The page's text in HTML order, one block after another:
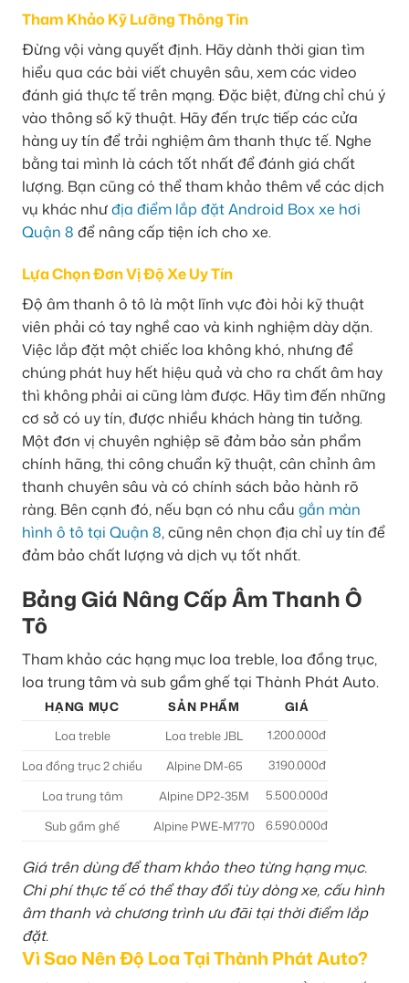
Tham Khảo Kỹ Lưỡng Thông Tin
Đừng vội vàng quyết định. Hãy dành thời gian tìm
hiểu qua các bài viết chuyên sâu, xem các video
đánh giá thực tế trên mạng. Đặc biệt, đừng chỉ chú ý
vào thông số kỹ thuật. Hãy đến trực tiếp các cửa
hàng uy tín để trải nghiệm âm thanh thực tế. Nghe
bằng tai mình là cách tốt nhất để đánh giá chất
lượng. Bạn cũng có thể tham khảo thêm về các dịch
vụ khác nhưđịa điểm lắp đặt Android Box xe hơi
Quận 8 để nâng cấp tiện ích cho xe.
Lựa Chọn Đơn Vị Độ Xe Uy Tín
Độ âm thanh ô tô là một lĩnh vực đòi hỏi kỹ thuật
viên phải có tay nghề cao và kinh nghiệm dày dặn.
Việc lắp đặt một chiếc loa không khó, nhưng để
chúng phát huy hết hiệu quả và cho ra chất âm hay
thì không phải ai cũng làm được. Hãy tìm đến những
cơ sở có uy tín, được nhiều khách hàng tin tưởng.
Một đơn vị chuyên nghiệp sẽ đảm bảo sản phẩm
chính hãng, thi công chuẩn kỹ thuật, cân chỉnh âm
thanh chuyên sâu và có chính sách bảo hành rõ
ràng. Bên cạnh đó, nếu bạn có nhu cầu gắn màn
hình ô tô tại Quận 8, cũng nên chọn địa chỉ uy tín để
đảm bảo chất lượng và dịch vụ tốt nhất.
Bảng Giá Nâng Cấp Âm Thanh Ô
Tô
Tham khảo các hạng mục loa treble, loa đồng trục,
loa trung tâm và sub gầm ghế tại Thành Phát Auto.
HẠNG MỤC SẢN PHẨM
GIÁ
Loa treble
Loa treble JBL
1.200.000đ
Loa đồng trục 2 chiều
Alpine DM-65
3.190.000đ
Loa trung tâm
Alpine DP2-35M
5.500.000đ
Sub gầm ghế
Alpine PWE-M770 6.590.000đ
Giá trên dùng để tham khảo theo từng hạng mục.
Chi phí thực tế có thể thay đổi tùy dòng xe, cấu hình
âm thanh và chương trình ưu đãi tại thời điểm lắp
đặt.
Vì Sao Nên Độ Loa Tại Thành Phát Auto?